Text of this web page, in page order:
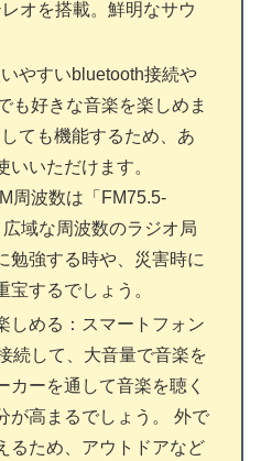
オを搭載。鮮明なサウ
やすいbluetooth接続や
も好きな音楽を楽しめま
ても機能するため、あ
いいただけます。
周波数は「FM75.5-
域な周波数のラジオ局
勉強する時や、災害時に
するでしょう。
しめる：スマートフォン
続して、大音量で音楽を
カーを通して音楽を聴く
が高まるでしょう。 外で
るため、アウトドアなど